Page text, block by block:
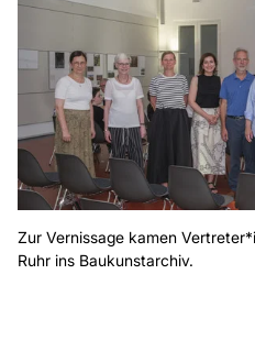
Zur Vernissage kamen
Ruhr ins Baukunstarchiv.